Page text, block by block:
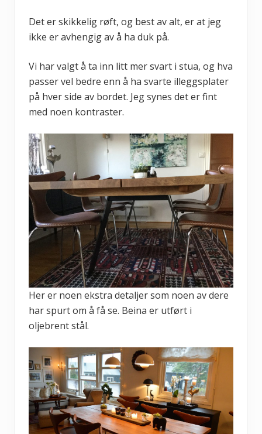
Det er skikkelig røft, og best av alt, er at jeg
ikke er avhengig av å ha duk på.
Vi har valgt å ta inn litt mer svart i stua, og hva
passer vel bedre enn å ha svarte illeggsplater
på hver side av bordet. Jeg synes det er fint
med noen kontraster.
Her er noen ekstra detaljer som noen av dere
har spurt om å få se. Beina er utført i
oljebrent stål.